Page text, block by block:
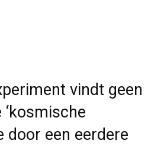
vindt geen
door een eerdere